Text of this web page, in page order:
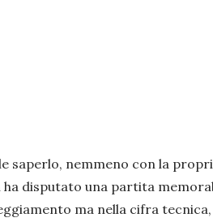
saperlo, nemmeno con la
ha disputato una partita
ma nella cifra